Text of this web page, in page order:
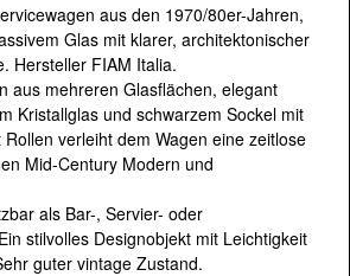
aus den 1970/80er-Jahren,
Glas mit klarer, architektonischer
Hersteller FIAM Italia.
aus mehreren Glasflächen, elegant
Kristallglas und schwarzem Sockel mit
verleiht dem Wagen eine zeitlose
Mid-Century Modern und
als Bar-, Servier- oder
stilvolles Designobjekt mit Leichtigkeit
guter vintage Zustand.